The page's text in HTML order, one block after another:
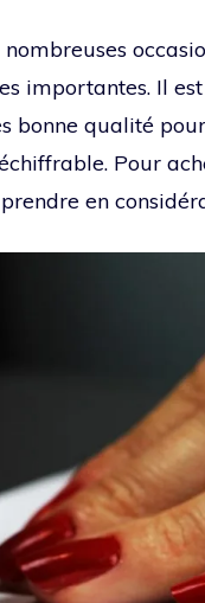
importantes. Il
bonne qualité
Pour
en